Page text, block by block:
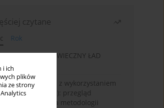
i ich
plików
ze strony
czytane
Rok
EKONOMIA”: WIECZNY ŁAD
powodzi z wykorzystaniem
Inteligencji (AI): przegląd
oparty na metodologii